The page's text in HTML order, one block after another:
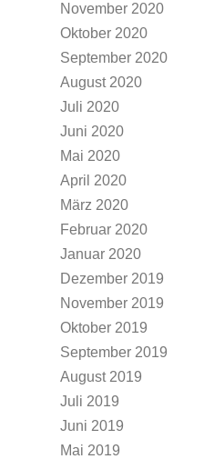
November 2020
Oktober 2020
September 2020
August 2020
Juli 2020
Juni 2020
Mai 2020
April 2020
März 2020
Februar 2020
Januar 2020
Dezember 2019
November 2019
Oktober 2019
September 2019
August 2019
Juli 2019
Juni 2019
Mai 2019